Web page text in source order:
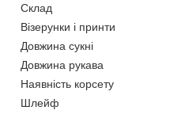
Склад
Візерунки і принти
Довжина сукні
Довжина рукава
Наявність корсету
Шлейф